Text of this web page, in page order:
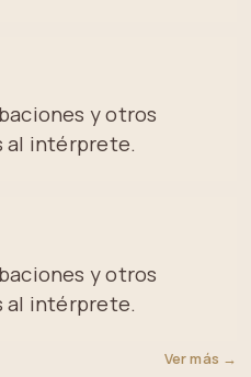
y otros
al intérprete.
y otros
al intérprete.
Ver más →